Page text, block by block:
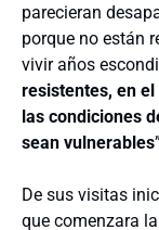
parecieran
porque no están
vivir años
resistentes, en
las condiciones
sean vulnerables
De sus visitas
que comenzara